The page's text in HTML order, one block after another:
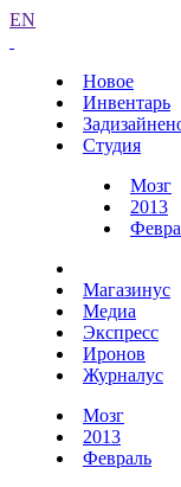
EN
Новое
Инвентарь
Студия
Мозг
2013
Магазинус
Медиа
Экспресс
Иронов
Журналус
Мозг
2013
Февраль